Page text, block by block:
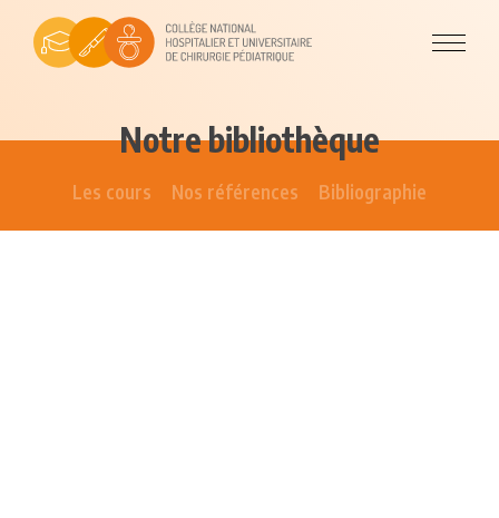
Notre bibliothèque
Les cours Nos références Bibliographie